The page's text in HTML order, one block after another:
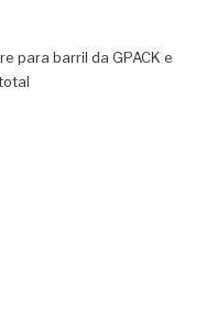
para barril da GPACK e